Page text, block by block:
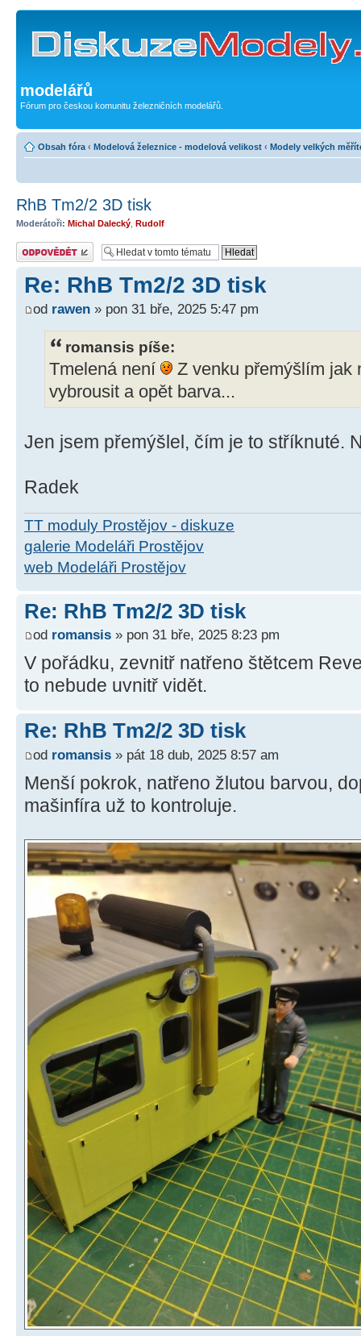
modelářů
Fórum pro českou komunitu železničních modelářů.
Obsah fóra ‹ Modelová železnice - modelová velikost ‹ Modely velkých
RhB Tm2/2 3D tisk
Moderátoři: Michal Dalecký Rudolf
Odeslat odpověď
Re: RhB Tm2/2 3D tisk
od rawen » pon 31 bře, 2025 5:47 pm
romansis píše:
Tmelená není
Z venku přemýšlím jak
vybrousit a opět barva...
Jen jsem přemýšlel, čím je to stříknuté.
Radek
TT moduly Prostějov - diskuze
galerie Modeláři Prostějov
web Modeláři Prostějov
Re: RhB Tm2/2 3D tisk
od romansis » pon 31 bře, 2025 8:23 pm
V pořádku, zevnitř natřeno štětcem
to nebude uvnitř vidět.
Re: RhB Tm2/2 3D tisk
od romansis » pát 18 dub, 2025 8:57 am
Menší pokrok, natřeno žlutou barvou,
mašinfíra už to kontroluje.